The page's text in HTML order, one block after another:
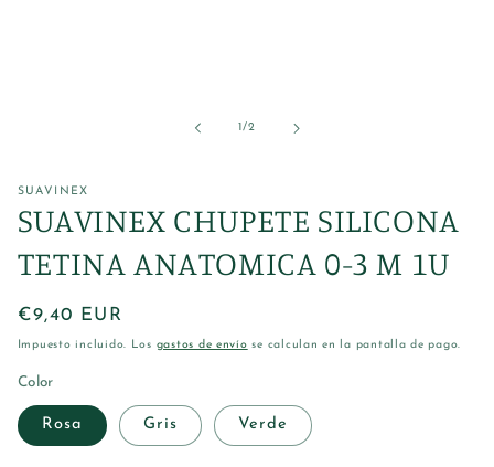
modal
1/de
2
SUAVINEX
SUAVINEX CHUPETE SILICONA
TETINA ANATOMICA 0-3 M 1U
Precio
habitual
€9,40 EUR
Impuesto incluido. Los gastos de envío se calculan en la pantalla de pago.
Color
Rosa Gris Verde